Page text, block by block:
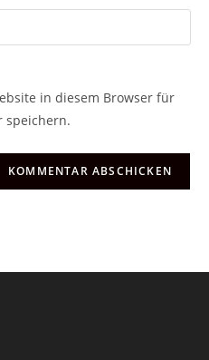
in diesem Browser für
speichern.